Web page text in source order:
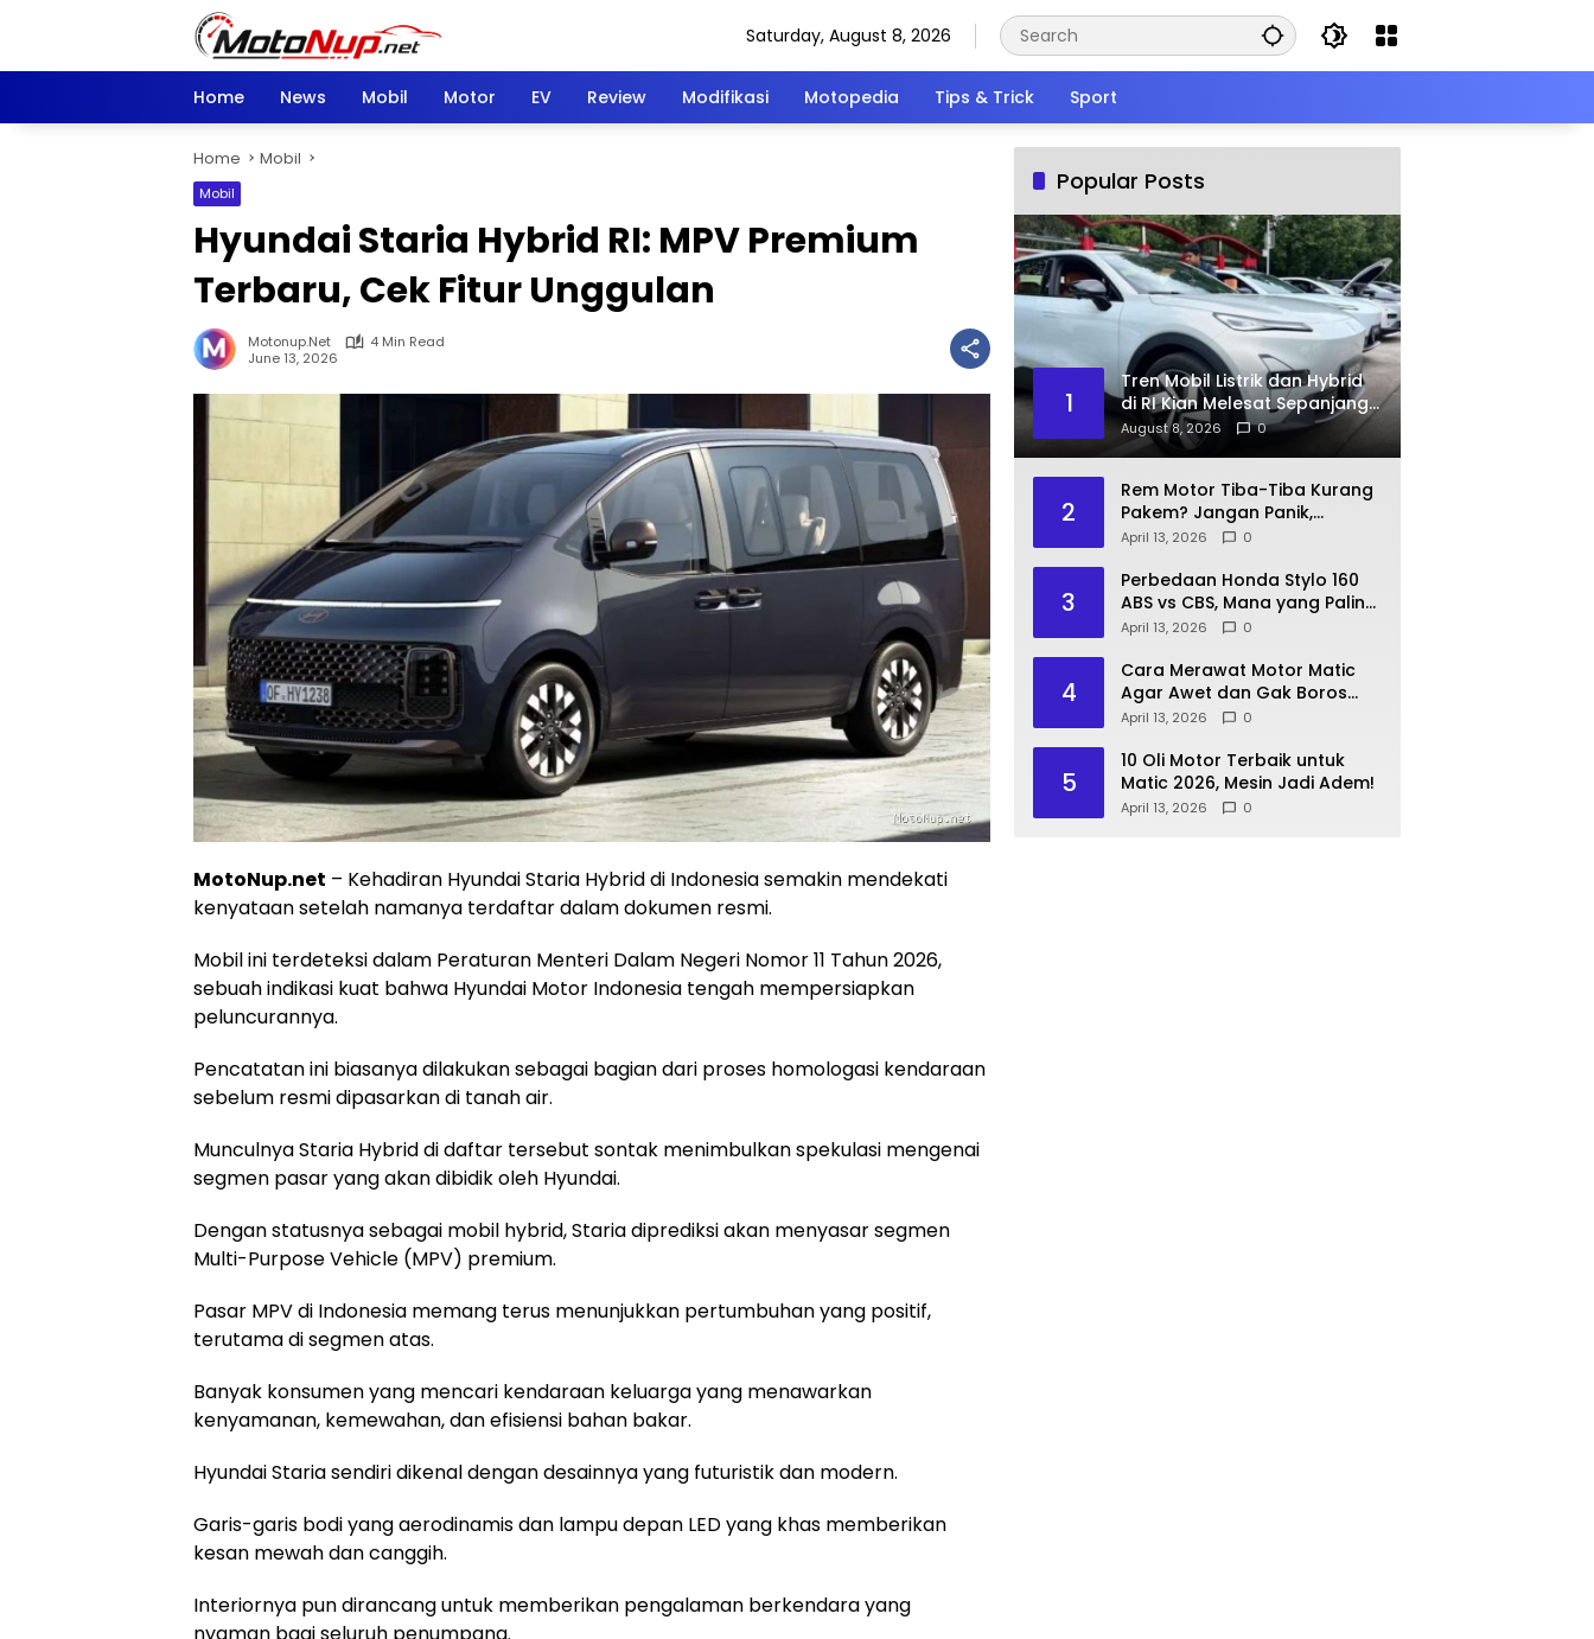
Saturday, August 8, 2026
Home News Mobil Motor EV Review Modifikasi Motopedia Tips & Trick Sport
Home Mobil
Mobil
Hyundai Staria Hybrid RI: MPV Premium
Terbaru, Cek Fitur Unggulan
Motonup.net
4 Min Read
June 13, 2026
MotoNup.net – Kehadiran Hyundai Staria Hybrid di Indonesia semakin mendekati
kenyataan setelah namanya terdaftar dalam dokumen resmi.
Mobil ini terdeteksi dalam Peraturan Menteri Dalam Negeri Nomor 11 Tahun 2026,
sebuah indikasi kuat bahwa Hyundai Motor Indonesia tengah mempersiapkan
peluncurannya.
Pencatatan ini biasanya dilakukan sebagai bagian dari proses homologasi kendaraan
sebelum resmi dipasarkan di tanah air.
Munculnya Staria Hybrid di daftar tersebut sontak menimbulkan spekulasi mengenai
segmen pasar yang akan dibidik oleh Hyundai.
Dengan statusnya sebagai mobil hybrid, Staria diprediksi akan menyasar segmen
Multi-Purpose Vehicle (MPV) premium.
Pasar MPV di Indonesia memang terus menunjukkan pertumbuhan yang positif,
terutama di segmen atas.
Banyak konsumen yang mencari kendaraan keluarga yang menawarkan
kenyamanan, kemewahan, dan efisiensi bahan bakar.
Hyundai Staria sendiri dikenal dengan desainnya yang futuristik dan modern.
Garis-garis bodi yang aerodinamis dan lampu depan LED yang khas memberikan
kesan mewah dan canggih.
Interiornya pun dirancang untuk memberikan pengalaman berkendara yang
Popular Posts
1
Tren Mobil Listrik dan Hybrid
di RI Kian Melesat Sepanjang
2026
August 8, 2026 0
2
Rem Motor Tiba-Tiba Kurang
Pakem? Jangan Panik,
Lakukan Langkah Ini!
April 13, 2026 0
3
Perbedaan Honda Stylo 160
ABS vs CBS, Mana yang Paling
Pas?
April 13, 2026 0
4
Cara Merawat Motor Matic
Agar Awet dan Gak Boros
Bensin
April 13, 2026 0
5
10 Oli Motor Terbaik untuk
Matic 2026, Mesin Jadi Adem!
April 13, 2026 0